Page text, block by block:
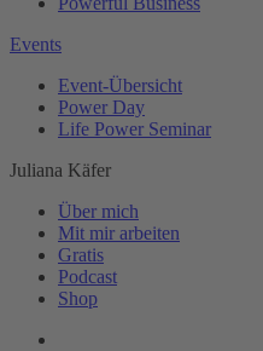
Events
Event-Übersicht
Power Day
Life Power Seminar
Juliana Käfer
Über mich
Mit mir arbeiten
Gratis
Podcast
Shop